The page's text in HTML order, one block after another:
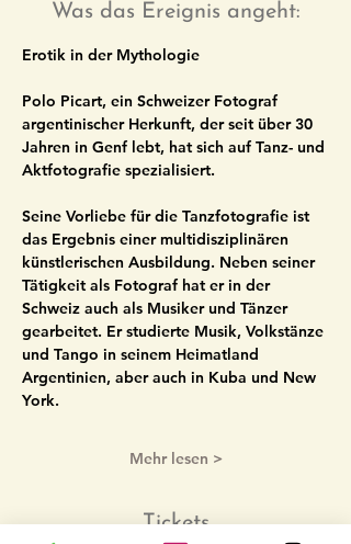
Was das Ereignis angeht:
Erotik in der Mythologie
Polo Picart, ein Schweizer Fotograf
argentinischer Herkunft, der seit über 30
Jahren in Genf lebt, hat sich auf Tanz- und
Aktfotografie spezialisiert.
Seine Vorliebe für die Tanzfotografie ist
das Ergebnis einer multidisziplinären
künstlerischen Ausbildung. Neben seiner
Tätigkeit als Fotograf hat er in der
Schweiz auch als Musiker und Tänzer
gearbeitet. Er studierte Musik, Volkstänze
und Tango in seinem Heimatland
Argentinien, aber auch in Kuba und New
York.
Mehr lesen >
Tickets